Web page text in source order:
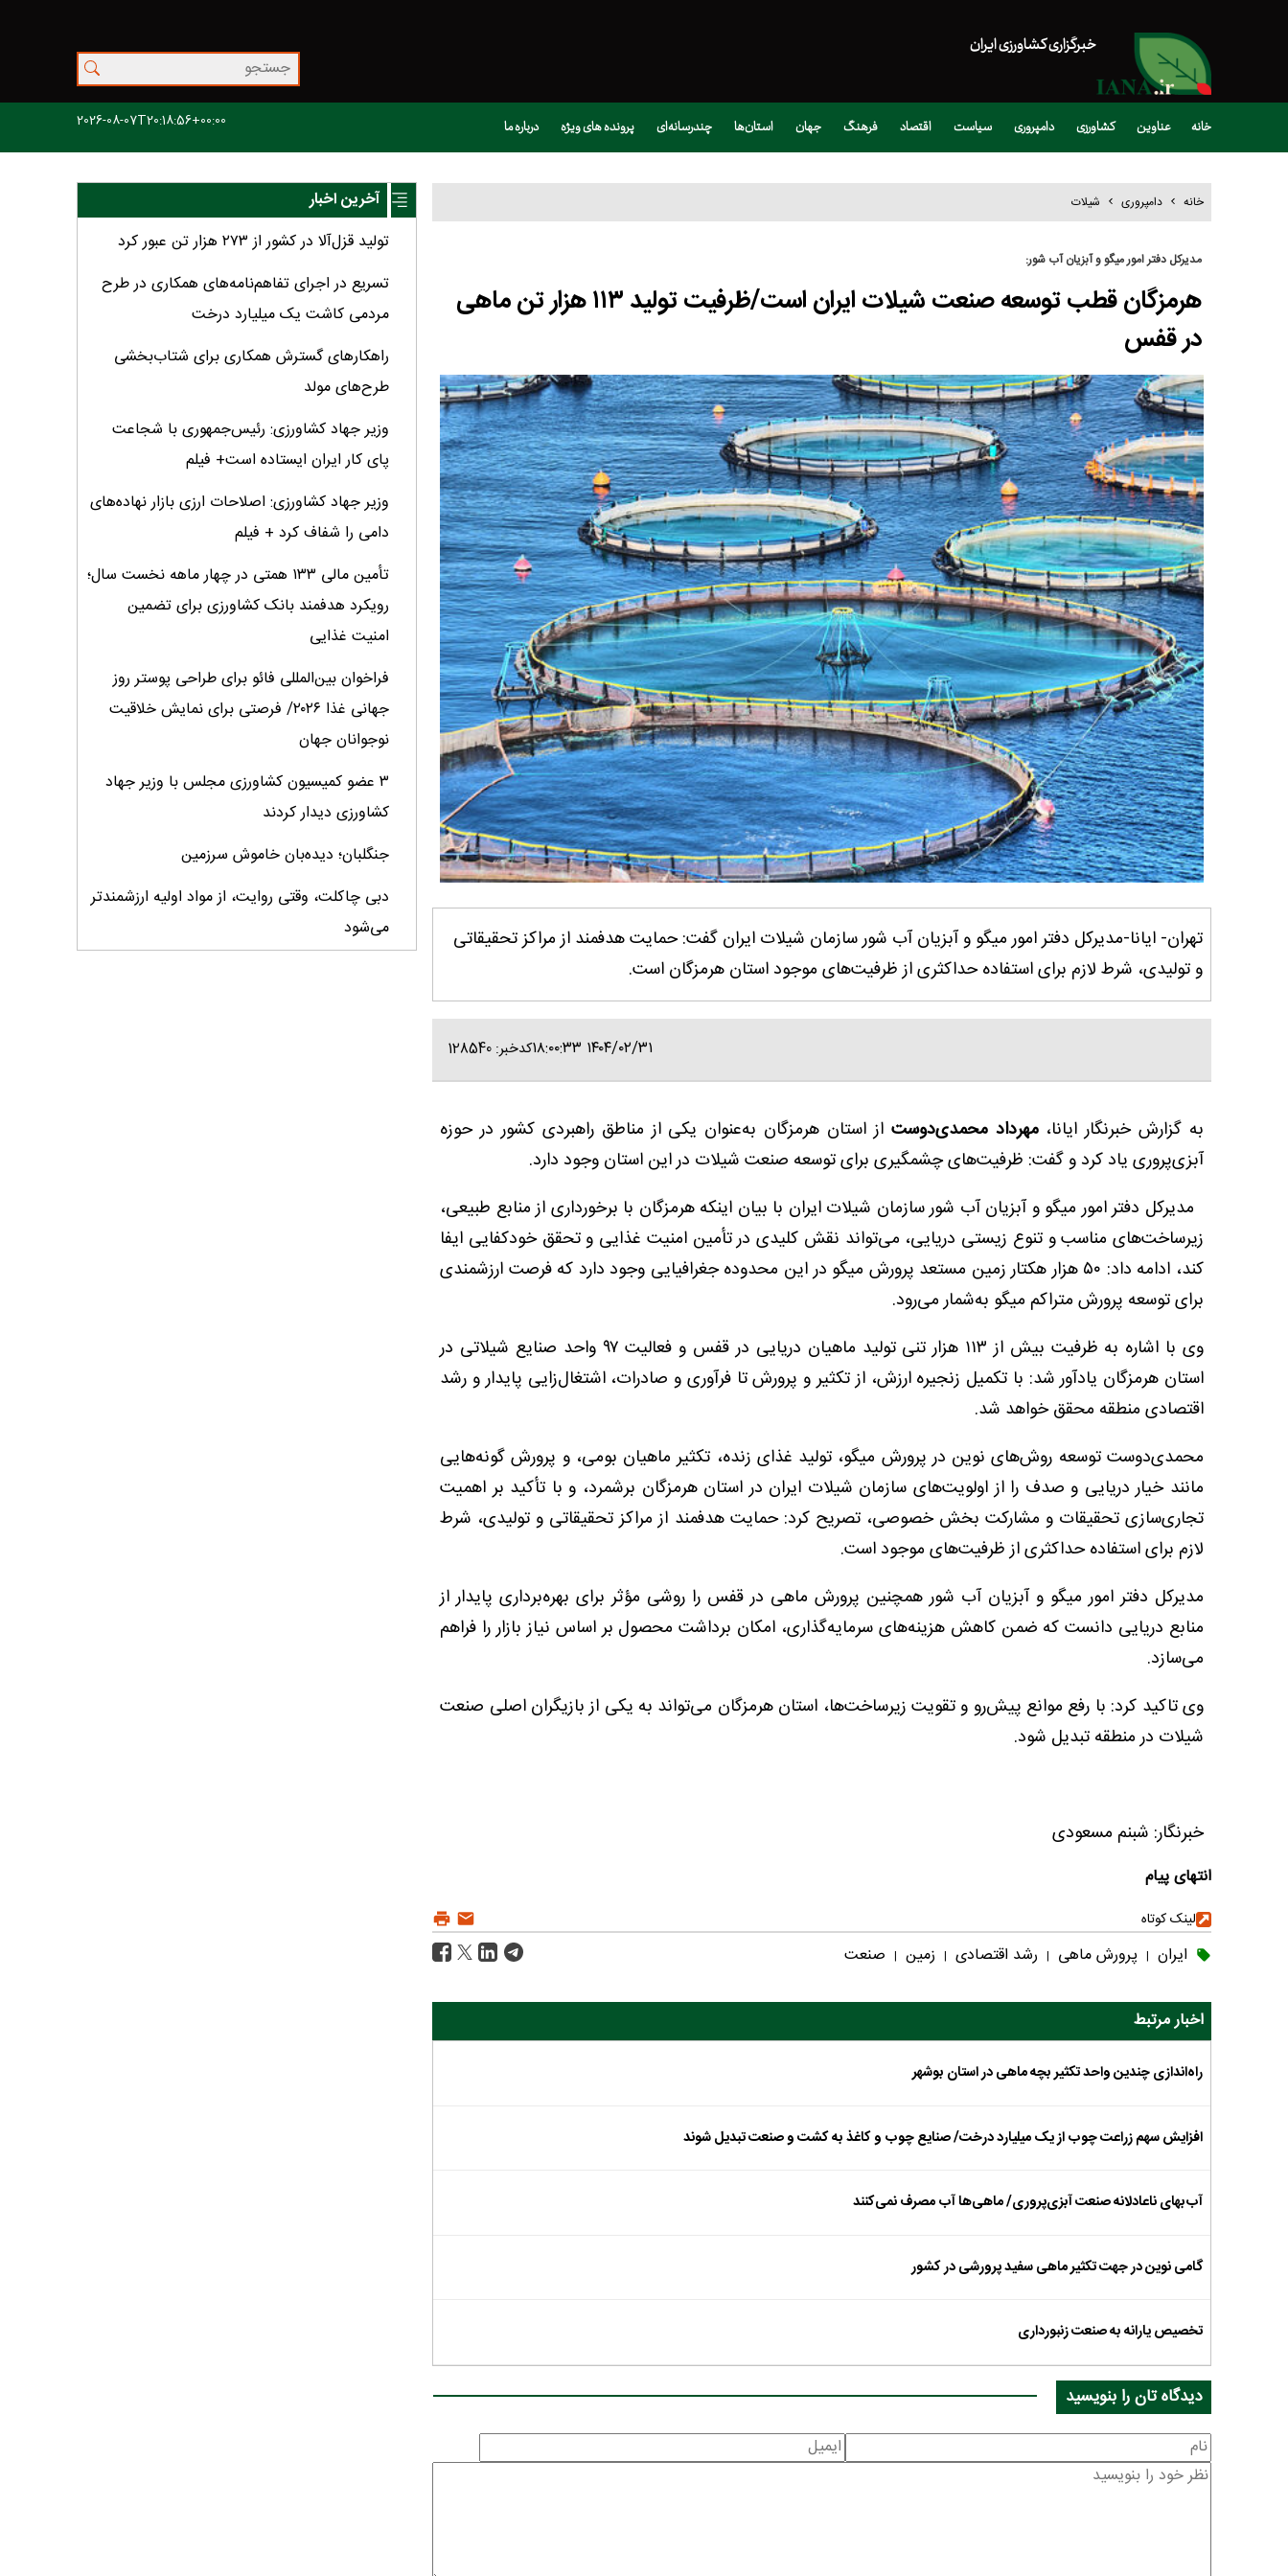
خبرگزاری کشاورزی ایران
خانه عناوین کشاورزی دامپروری سیاست اقتصاد فرهنگ جهان استان‌ها چندرسانه‌ای پرونده های ویژه درباره ما 2026-08-07T20:18:56+00:00
خانه دامپروری شیلات
مدیرکل دفتر امور میگو و آبزیان آب شور:
هرمزگان قطب توسعه صنعت شیلات ایران است/ظرفیت تولید ۱۱۳ هزار تن ماهی
در قفس
تهران- ایانا-مدیرکل دفتر امور میگو و آبزیان آب شور سازمان شیلات ایران گفت: حمایت هدفمند از مراکز تحقیقاتی
و تولیدی، شرط لازم برای استفاده حداکثری از ظرفیت‌های موجود استان هرمزگان است.
۱۴۰۴/۰۲/۳۱ ۱۸:۰۰:۳۳ کدخبر: 128540
به گزارش خبرنگار ایانا،مهرداد محمدی‌دوستاز استان هرمزگان به‌عنوان یکی از مناطق راهبردی کشور در حوزه
آبزی‌پروری یاد کرد و گفت: ظرفیت‌های چشمگیری برای توسعه صنعت شیلات در این استان وجود دارد.
مدیرکل دفتر امور میگو و آبزیان آب شور سازمان شیلات ایران با بیان اینکه هرمزگان با برخورداری از منابع طبیعی،
زیرساخت‌های مناسب و تنوع زیستی دریایی، می‌تواند نقش کلیدی در تأمین امنیت غذایی و تحقق خودکفایی ایفا
کند، ادامه داد: ۵۰ هزار هکتار زمین مستعد پرورش میگو در این محدوده جغرافیایی وجود دارد که فرصت ارزشمندی
برای توسعه پرورش متراکم میگو به‌شمار می‌رود.
وی با اشاره به ظرفیت بیش از ۱۱۳ هزار تنی تولید ماهیان دریایی در قفس و فعالیت ۹۷ واحد صنایع شیلاتی در
استان هرمزگان یادآور شد: با تکمیل زنجیره ارزش، از تکثیر و پرورش تا فرآوری و صادرات، اشتغال‌زایی پایدار و رشد
اقتصادی منطقه محقق خواهد شد.
محمدی‌دوست توسعه روش‌های نوین در پرورش میگو، تولید غذای زنده، تکثیر ماهیان بومی، و پرورش گونه‌هایی
مانند خیار دریایی و صدف را از اولویت‌های سازمان شیلات ایران در استان هرمزگان برشمرد، و با تأکید بر اهمیت
تجاری‌سازی تحقیقات و مشارکت بخش خصوصی، تصریح کرد: حمایت هدفمند از مراکز تحقیقاتی و تولیدی، شرط
لازم برای استفاده حداکثری از ظرفیت‌های موجود است.
مدیرکل دفتر امور میگو و آبزیان آب شور همچنین پرورش ماهی در قفس را روشی مؤثر برای بهره‌برداری پایدار از
منابع دریایی دانست که ضمن کاهش هزینه‌های سرمایه‌گذاری، امکان برداشت محصول بر اساس نیاز بازار را فراهم
می‌سازد.
وی تاکید کرد: با رفع موانع پیش‌رو و تقویت زیرساخت‌ها، استان هرمزگان می‌تواند به یکی از بازیگران اصلی صنعت
شیلات در منطقه تبدیل شود.
خبرنگار: شبنم مسعودی
انتهای پیام
لینک کوتاه
ایران | پرورش ماهی | رشد اقتصادی | زمین | صنعت
اخبار مرتبط
راه‌اندازی چندین واحد تکثیر بچه ماهی در استان بوشهر
افزایش سهم زراعت چوب از یک میلیارد درخت/ صنایع چوب و کاغذ به کشت و صنعت تبدیل شوند
آب‌بهای ناعادلانه صنعت آبزی‌پروری/ ماهی‌ها آب مصرف نمی‌کنند
گامی نوین در جهت تکثیر ماهی سفید پرورشی در کشور
تخصیص یارانه به صنعت زنبورداری
دیدگاه تان را بنویسید
آخرین اخبار
تولید قزل‌آلا در کشور از ۲۷۳ هزار تن عبور کرد
تسریع در اجرای تفاهم‌نامه‌های همکاری در طرح
مردمی کاشت یک میلیارد درخت
راهکارهای گسترش همکاری برای شتاب‌بخشی
طرح‌های مولد
وزیر جهاد کشاورزی: رئیس‌جمهوری با شجاعت
پای کار ایران ایستاده است+ فیلم
وزیر جهاد کشاورزی: اصلاحات ارزی بازار نهاده‌های
دامی را شفاف کرد + فیلم
تأمین مالی ۱۳۳ همتی در چهار ماهه نخست سال؛
رویکرد هدفمند بانک کشاورزی برای تضمین
امنیت غذایی
فراخوان بین‌المللی فائو برای طراحی پوستر روز
جهانی غذا ۲۰۲۶/ فرصتی برای نمایش خلاقیت
نوجوانان جهان
۳ عضو کمیسیون کشاورزی مجلس با وزیر جهاد
کشاورزی دیدار کردند
جنگلبان؛ دیده‌بان خاموش سرزمین
دبی چاکلت، وقتی روایت، از مواد اولیه ارزشمندتر
می‌شود